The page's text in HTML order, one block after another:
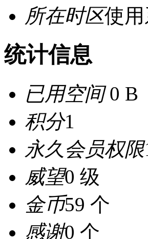
所在时区使
统计信息
已用空间0 B
积分1
永久会员权限
威望0 级
金币59 个
感谢0 个